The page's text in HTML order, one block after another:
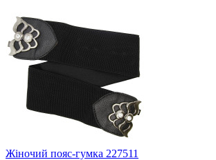
Жіночий пояс-гумка 227511